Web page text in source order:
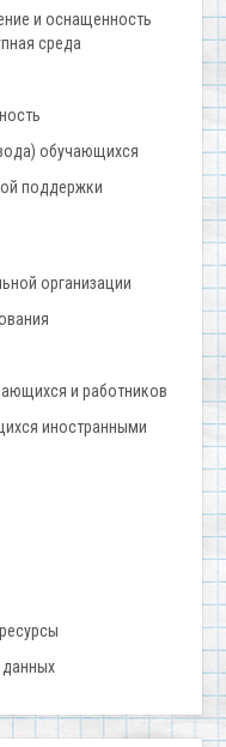
и оснащенность
среда
обучающихся
поддержки
организации
и работников
иностранными
данных